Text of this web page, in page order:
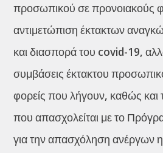
προσωπικού σε προνοιακούς
αντιμετώπιση έκτακτων
και διασπορά του covid-19,
συμβάσεις έκτακτου
φορείς που λήγουν, καθώς
που απασχολείται με το
για την απασχόληση ανέργων